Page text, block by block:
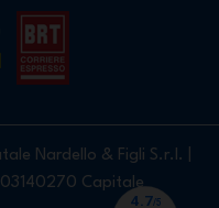
Nardello & Figli S.r.l. |
Capitale